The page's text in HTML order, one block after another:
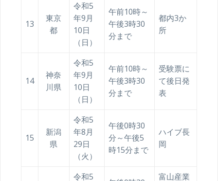
13
東京
都
令和5
年9月
10日
（日）
午前10時～
午後3時30
分まで
都内3か
所
14
神奈
川県
令和5
年9月
10日
（日）
午前10時～
午後3時30
分まで
受験票に
て後日発
表
15
新潟
県
令和5
年8月
29日
（火）
午後0時30
分～午後5
時15分まで
ハイブ長
岡
令和5
富山産業